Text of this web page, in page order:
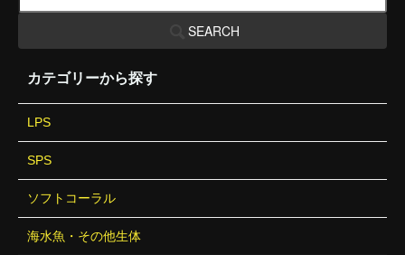
SEARCH
カテゴリーから探す
LPS
SPS
ソフトコーラル
海水魚・その他生体